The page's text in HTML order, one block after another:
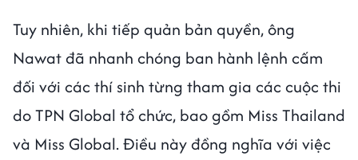
Tuy nhiên, khi tiếp quản bản quyền, ông
Nawat đã nhanh chóng ban hành lệnh cấm
đối với các thí sinh từng tham gia các cuộc thi
do TPN Global tổ chức, bao gồm Miss Thailand
và Miss Global. Điều này đồng nghĩa với việc